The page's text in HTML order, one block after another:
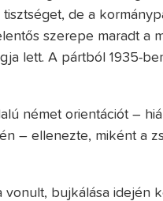
tisztséget, de a
szerepe maradt a
lett. A pártból 1935-
német orientációt –
– ellenezte, miként a
bujkálása idején